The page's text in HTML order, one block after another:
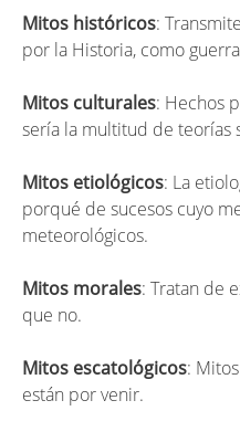
Mitos históricos:
por la Historia, como
Mitos culturales: Hechos
sería la multitud de teorías
Mitos etiológicos: La
porqué de sucesos cuyo
meteorológicos.
Mitos morales: Tratan de
que no.
Mitos escatológicos:
están por venir.